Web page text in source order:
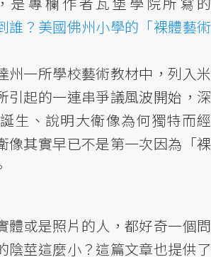
誰？美國佛州小學的「裸體藝術
州一所學校藝術教材中，列入米
引起的一連串爭議風波開始，深
生、說明大衛像為何獨特而經
像其實早已不是第一次因為「裸
體或是照片的人，都好奇一個問
陰莖這麼小？這篇文章也提供了